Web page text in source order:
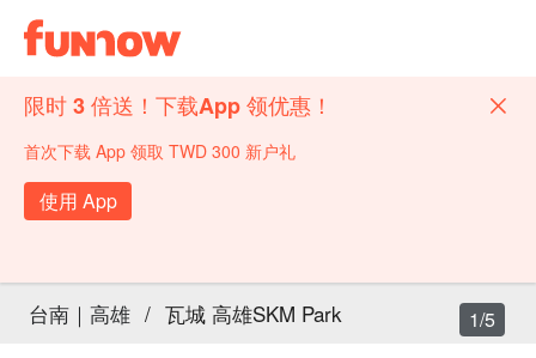
限时 3 倍送！下载App 领优惠！
首次下载 App 领取 TWD 300 新户礼
使用 App
台南｜高雄 / 瓦城 高雄SKM Park 1/5